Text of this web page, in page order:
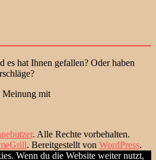
es hat Ihnen gefallen? Oder haben
Meinung mit
. Alle Rechte vorbehalten.
. Bereitgestellt von WordPress.
Wenn du die Website weiter nutzt,